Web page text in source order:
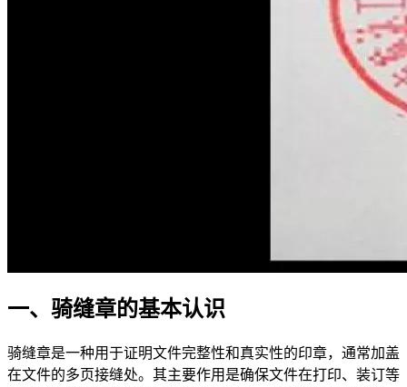
一、骑缝章的基本认识
骑缝章是一种用于证明文件完整性和真实性的印章，通常加盖
在文件的多页接缝处。其主要作用是确保文件在打印、装订等